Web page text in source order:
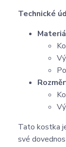
Technické
Tato kostka
své